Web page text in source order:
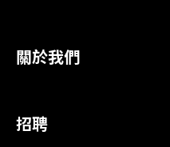
關於我們
招聘